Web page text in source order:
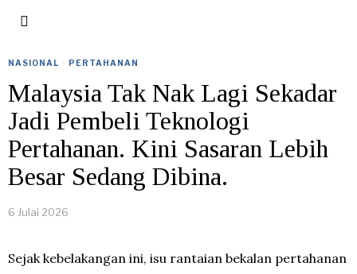
NASIONAL · PERTAHANAN
Malaysia Tak Nak Lagi Sekadar
Jadi Pembeli Teknologi
Pertahanan. Kini Sasaran Lebih
Besar Sedang Dibina.
6 Julai 2026
Sejak kebelakangan ini, isu rantaian bekalan pertahanan